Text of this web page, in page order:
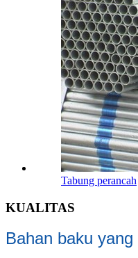
Tabung perancah
KUALITAS
Bahan baku yang